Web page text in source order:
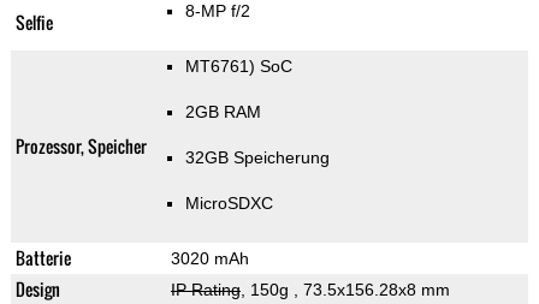
Selfie 8-MP f/2
Prozessor, Speicher
MT6761) SoC
2GB RAM
32GB Speicherung
MicroSDXC
Batterie 3020 mAh
Design IP Rating, 150g , 73.5x156.28x8 mm